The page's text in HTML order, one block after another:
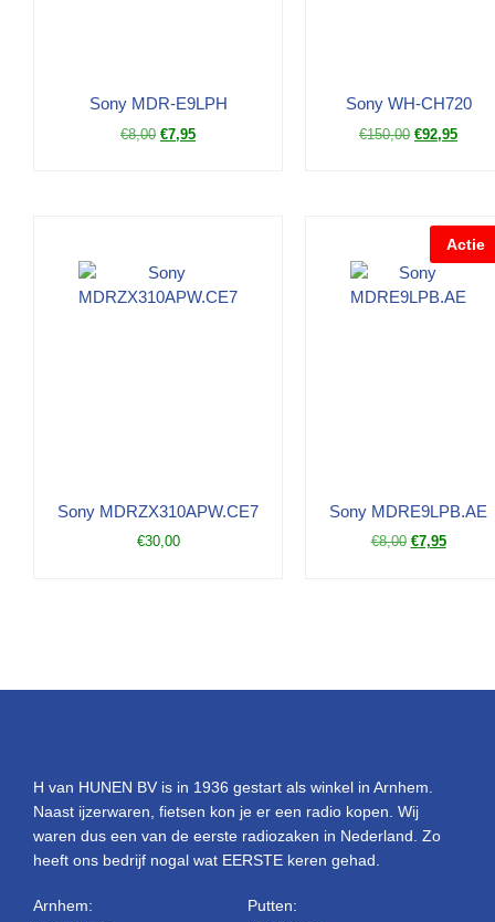
Sony MDR-E9LPH
€8,00 €7,95
Sony WH-CH720
€150,00 €92,95
Sony MDRZX310APW.CE7
€30,00
Actie
Sony MDRE9LPB.AE
€8,00 €7,95
H van HUNEN BV is in 1936 gestart als winkel in Arnhem.
Naast ijzerwaren, fietsen kon je er een radio kopen. Wij
waren dus een van de eerste radiozaken in Nederland. Zo
heeft ons bedrijf nogal wat EERSTE keren gehad.
Arnhem:
Putten: